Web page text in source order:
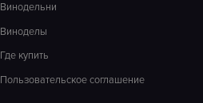
Винодельни
Виноделы
Где купить
Пользовательское соглашение